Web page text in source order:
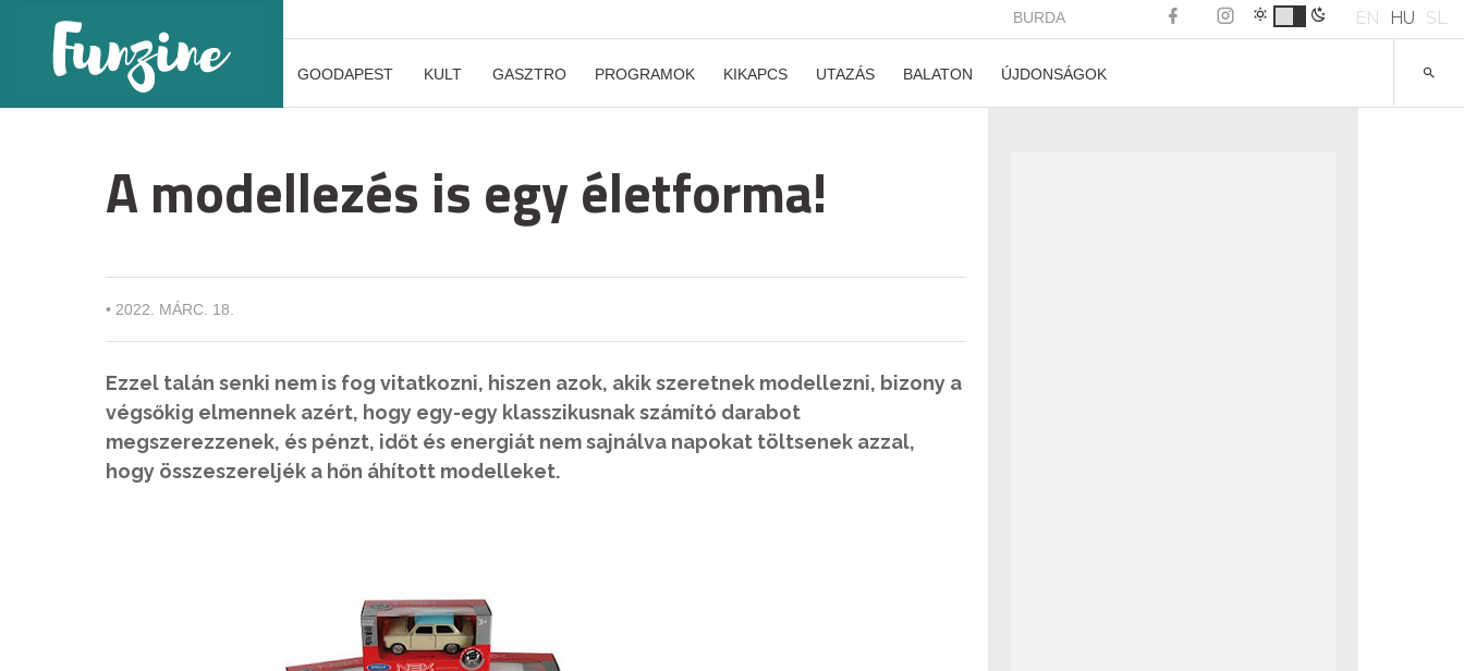
BURDA EN HU SL
GOODAPEST KULT GASZTRO PROGRAMOK KIKAPCS UTAZÁS BALATON ÚJDONSÁGOK
A modellezés is egy életforma!
• 2022. MÁRC. 18.
Ezzel talán senki nem is fog vitatkozni, hiszen azok, akik szeretnek modellezni, bizony a
végsőkig elmennek azért, hogy egy-egy klasszikusnak számító darabot
megszerezzenek, és pénzt, időt és energiát nem sajnálva napokat töltsenek azzal,
hogy összeszereljék a hőn áhított modelleket.